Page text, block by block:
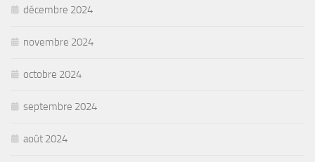
décembre 2024
novembre 2024
octobre 2024
septembre 2024
août 2024